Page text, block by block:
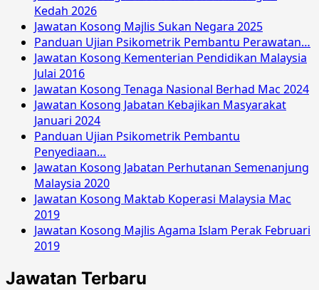
Kedah 2026
Jawatan Kosong Majlis Sukan Negara 2025
Panduan Ujian Psikometrik Pembantu Perawatan…
Jawatan Kosong Kementerian Pendidikan Malaysia
Julai 2016
Jawatan Kosong Tenaga Nasional Berhad Mac 2024
Jawatan Kosong Jabatan Kebajikan Masyarakat
Januari 2024
Panduan Ujian Psikometrik Pembantu
Penyediaan…
Jawatan Kosong Jabatan Perhutanan Semenanjung
Malaysia 2020
Jawatan Kosong Maktab Koperasi Malaysia Mac
2019
Jawatan Kosong Majlis Agama Islam Perak Februari
2019
Jawatan Terbaru